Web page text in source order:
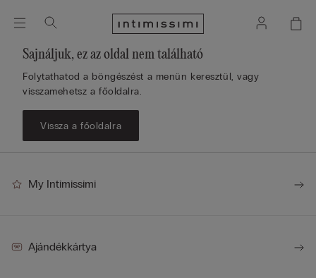
Sajnáljuk, ez az oldal nem található
Folytathatod a böngészést a menün keresztül, vagy
visszamehetsz a főoldalra.
Vissza a főoldalra
My Intimissimi
Ajándékkártya